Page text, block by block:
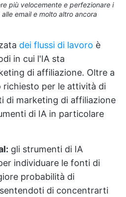
più velocemente e perfezionare i
email e molto altro ancora
dei flussi di lavoro è
in cui l'IA sta
di affiliazione. Oltre a
richiesto per le attività di
di marketing di affiliazione
di IA in particolare
gli strumenti di IA
individuare le fonti di
probabilità di
di concentrarti